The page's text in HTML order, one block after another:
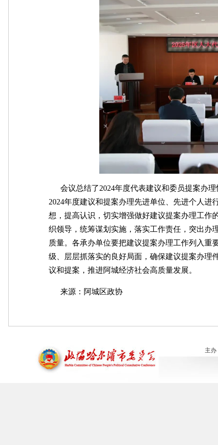
会议总结了2024年度代表建议和委员提案办理
2024年度建议和提案办理先进单位、先进个人
想，提高认识，切实增强做好建议提案办理工作
织领导，统筹谋划实施，落实工作责任，突出办
质量。各承办单位要把建议提案办理工作列入重
级、层层抓落实的良好局面，确保建议提案办理
议和提案，推进阿城经济社会高质量发展。
来源： 阿城区政协
主